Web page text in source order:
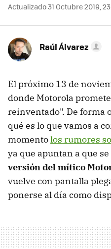
Actualizado 31 Octubre 2019,
Raúl Álvarez
El próximo 13 de
donde Motorola
reinventado". De forma
qué es lo que vamos a
momentolos rumores
ya que apuntan a que
versión del mítico
vuelve con pantalla
ponerse al día como